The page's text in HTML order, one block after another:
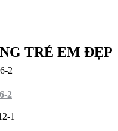
TRẺ EM ĐẸP
2